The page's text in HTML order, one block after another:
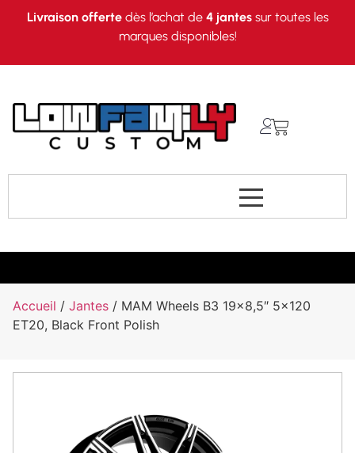
Livraison offertedès l’achat de 4 jantessur toutes les
marques disponibles!
Accueil / Jantes / MAM Wheels B3 19×8,5″ 5×120
ET20, Black Front Polish